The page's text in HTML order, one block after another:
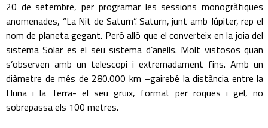
20 de setembre, per programar les sessions monogràfiques
anomenades, “La Nit de Saturn”. Saturn, junt amb Júpiter, rep el
nom de planeta gegant. Però allò que el converteix en la joia del
sistema Solar es el seu sistema d’anells. Molt vistosos quan
s’observen amb un telescopi i extremadament fins. Amb un
diàmetre de més de 280.000 km –gairebé la distància entre la
Lluna i la Terra- el seu gruix, format per roques i gel, no
sobrepassa els 100 metres.